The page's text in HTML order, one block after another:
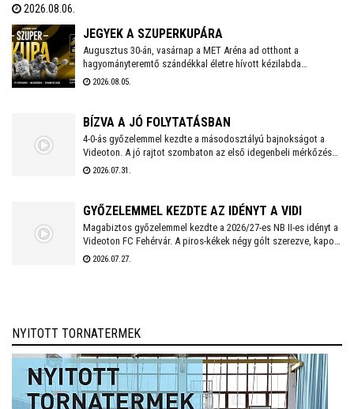
városába. A klub egy év után elköszönt Carlos Vallejótól, aki a
tavalyi idényben másodedzőként segítette a csapat munkáját.
2026.08.06.
JEGYEK A SZUPERKUPÁRA
Augusztus 30-án, vasárnap a MET Aréna ad otthont a
hagyományteremtő szándékkal életre hívott kézilabda
szuperkupának. A hölgyeknél a Győri Audi ETO és a
kézilabdaünnepre jegyek már kaphatók!
2026.08.05.
BÍZVA A JÓ FOLYTATÁSBAN
4-0-ás győzelemmel kezdte a másodosztályú bajnokságot a
Videoton. A jó rajtot szombaton az első idegenbeli mérkőzés
követi, a tavaly még NB I-es Kazincbarcika otthonában.
2026.07.31.
GYŐZELEMMEL KEZDTE AZ IDÉNYT A VIDI
Magabiztos győzelemmel kezdte a 2026/27-es NB II-es idényt a
Videoton FC Fehérvár. A piros-kékek négy gólt szerezve, kapott
találat nélkül múlták felül a tavalyi szezon negyedik
2026.07.27.
NYITOTT TORNATERMEK